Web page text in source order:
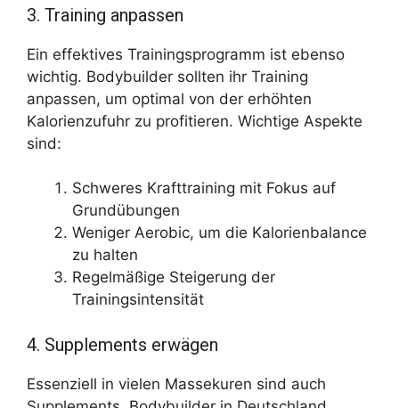
3. Training anpassen
Ein effektives Trainingsprogramm ist ebenso
wichtig. Bodybuilder sollten ihr Training
anpassen, um optimal von der erhöhten
Kalorienzufuhr zu profitieren. Wichtige Aspekte
sind:
Schweres Krafttraining mit Fokus auf
Grundübungen
Weniger Aerobic, um die Kalorienbalance
zu halten
Regelmäßige Steigerung der
Trainingsintensität
4. Supplements erwägen
Essenziell in vielen Massekuren sind auch